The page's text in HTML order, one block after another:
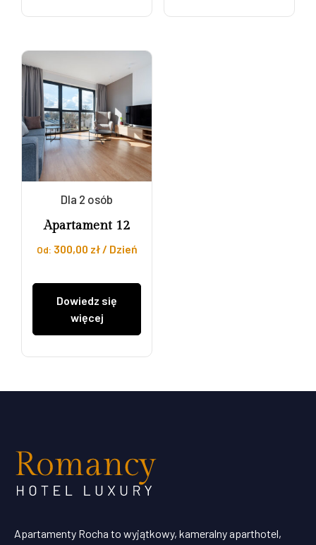
Dla 2 osób
Apartament 12
300,00 zł / Dzień
Dowiedz się
więcej
Apartamenty Rocha to wyjątkowy, kameralny aparthotel,